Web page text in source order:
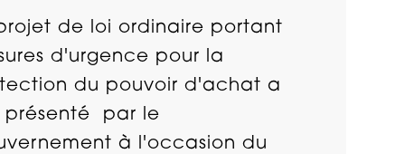
de loi ordinaire portant
d'urgence pour la
du pouvoir d'achat a
présenté par le
à l'occasion du